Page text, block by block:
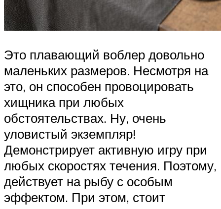
Это плавающий воблер довольно
маленьких размеров. Несмотря на
это, он способен провоцировать
хищника при любых
обстоятельствах. Ну, очень
уловистый экземпляр!
Демонстрирует активную игру при
любых скоростях течения. Поэтому,
действует на рыбу с особым
эффектом. При этом, стоит